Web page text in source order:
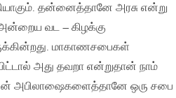
தன்னைத்தானே அரசு என்று
வட – கிழக்கு
மாகாணசபைகள்
அது தவறா என்றுதான் நாம்
அபிலாஷைகளைத்தானே ஒரு சபை